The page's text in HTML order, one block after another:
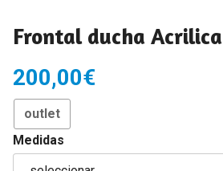
Frontal ducha Acrilica
200,00€
outlet
Medidas